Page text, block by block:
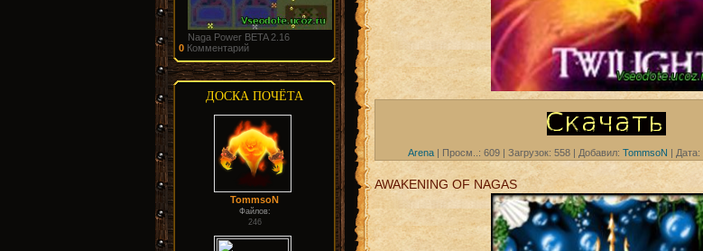
Naga Power BETA 2.16
0 Комментарий
ДОСКА ПОЧЁТА
TommsoN
Файлов:
246
Arena | Просм..: 609 | Загрузок: 558 | Добавил: TommsoN | Дата:
AWAKENING OF NAGAS